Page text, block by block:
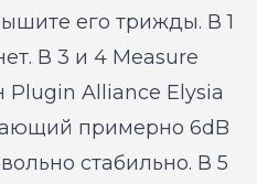
его трижды. В 1
В 3 и 4 Measure
Plugin Alliance Elysia
примерно 6dB
стабильно. В 5